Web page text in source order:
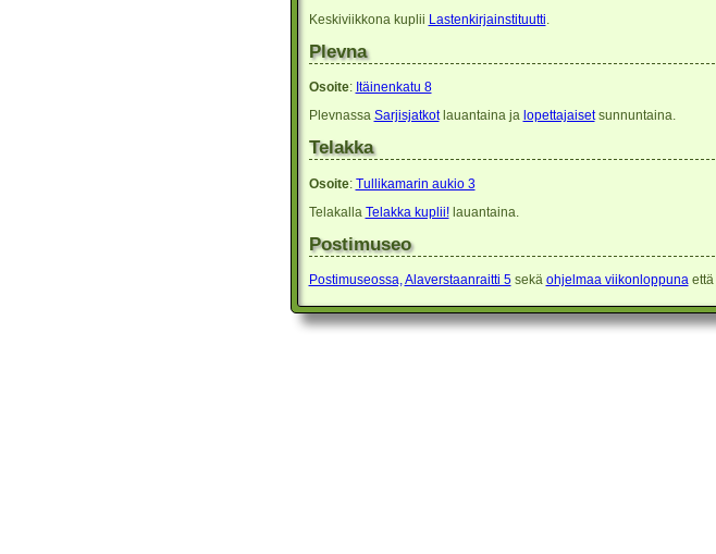
Keskiviikkona kuplii Lastenkirjainstituutti.
Plevna
Osoite: Itäinenkatu 8
Plevnassa Sarjisjatkotlauantaina ja lopettajaisetsunnuntaina.
Telakka
Osoite: Tullikamarin aukio 3
Telakalla Telakka kuplii!lauantaina.
Postimuseo
Postimuseossa,Alaverstaanraitti 5sekä ohjelmaa viikonloppunaettä